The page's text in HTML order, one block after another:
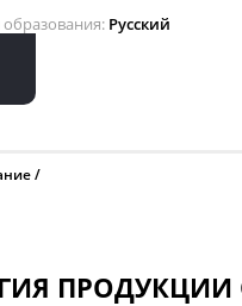
Русский